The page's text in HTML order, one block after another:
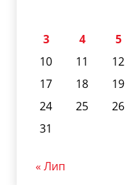
3
4 5
10
11 12
17
18 19
24
25 26
31
« Лип